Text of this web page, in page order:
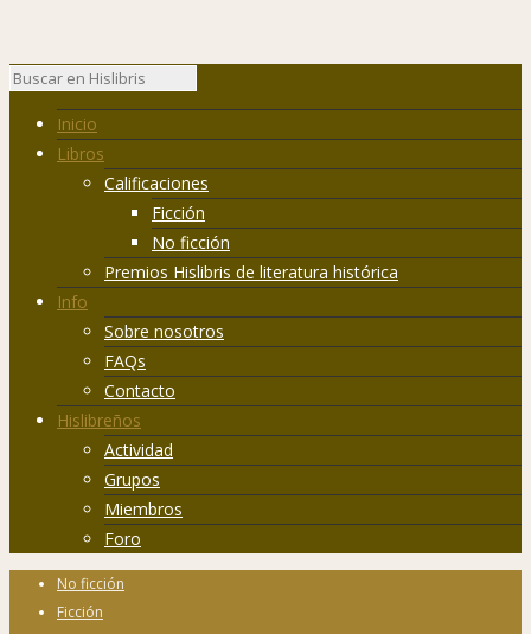
Inicio
Libros
Calificaciones
Ficción
No ficción
Premios Hislibris de literatura histórica
Info
Sobre nosotros
FAQs
Contacto
Hislibreños
Actividad
Grupos
Miembros
Foro
No ficción
Ficción